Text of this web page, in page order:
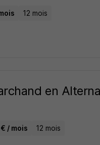
12 mois
en
/ mois 12 mois